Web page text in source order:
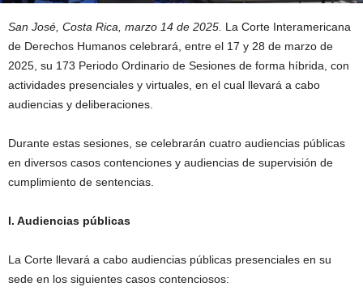
San José, Costa Rica, marzo 14 de 2025. La Corte Interamericana
de Derechos Humanos celebrará, entre el 17 y 28 de marzo de
2025, su 173 Periodo Ordinario de Sesiones de forma híbrida, con
actividades presenciales y virtuales, en el cual llevará a cabo
audiencias y deliberaciones.
Durante estas sesiones, se celebrarán cuatro audiencias públicas
en diversos casos contenciones y audiencias de supervisión de
cumplimiento de sentencias.
I. Audiencias públicas
La Corte llevará a cabo audiencias públicas presenciales en su
sede en los siguientes casos contenciosos: